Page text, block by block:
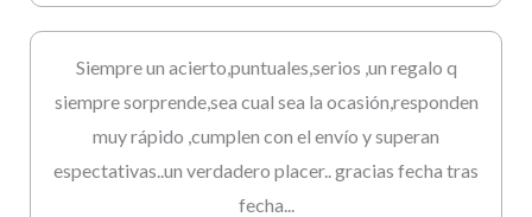
Siempre un acierto,puntuales,serios ,un regalo q
siempre sorprende,sea cual sea la ocasión,responden
muy rápido ,cumplen con el envío y superan
espectativas..un verdadero placer.. gracias fecha tras
fecha...